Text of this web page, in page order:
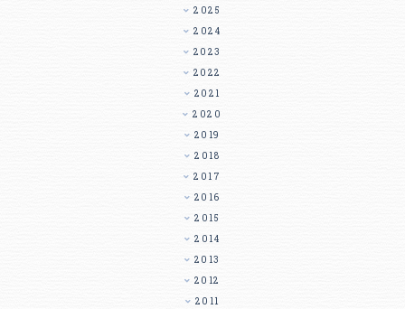
2025
2024
2023
2022
2021
2020
2019
2018
2017
2016
2015
2014
2013
2012
2011